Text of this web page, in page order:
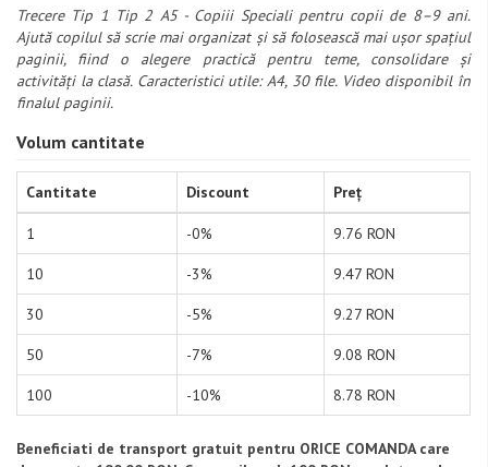
Trecere Tip 1 Tip 2 A5 - Copiii Speciali pentru copii de 8–9 ani.
Ajută copilul să scrie mai organizat și să folosească mai ușor spațiul
paginii, fiind o alegere practică pentru teme, consolidare și
activități la clasă. Caracteristici utile: A4, 30 file. Video disponibil în
finalul paginii.
Volum cantitate
Cantitate Discount Preț
1 -0% 9.76 RON
10 -3% 9.47 RON
30 -5% 9.27 RON
50 -7% 9.08 RON
100 -10% 8.78 RON
Beneficiati de transport gratuit pentru ORICE COMANDA care